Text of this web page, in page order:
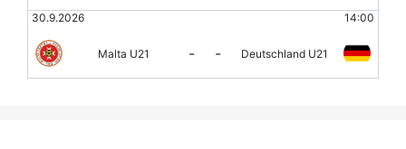
30.9.2026 14:00
Malta U21 - - Deutschland U21